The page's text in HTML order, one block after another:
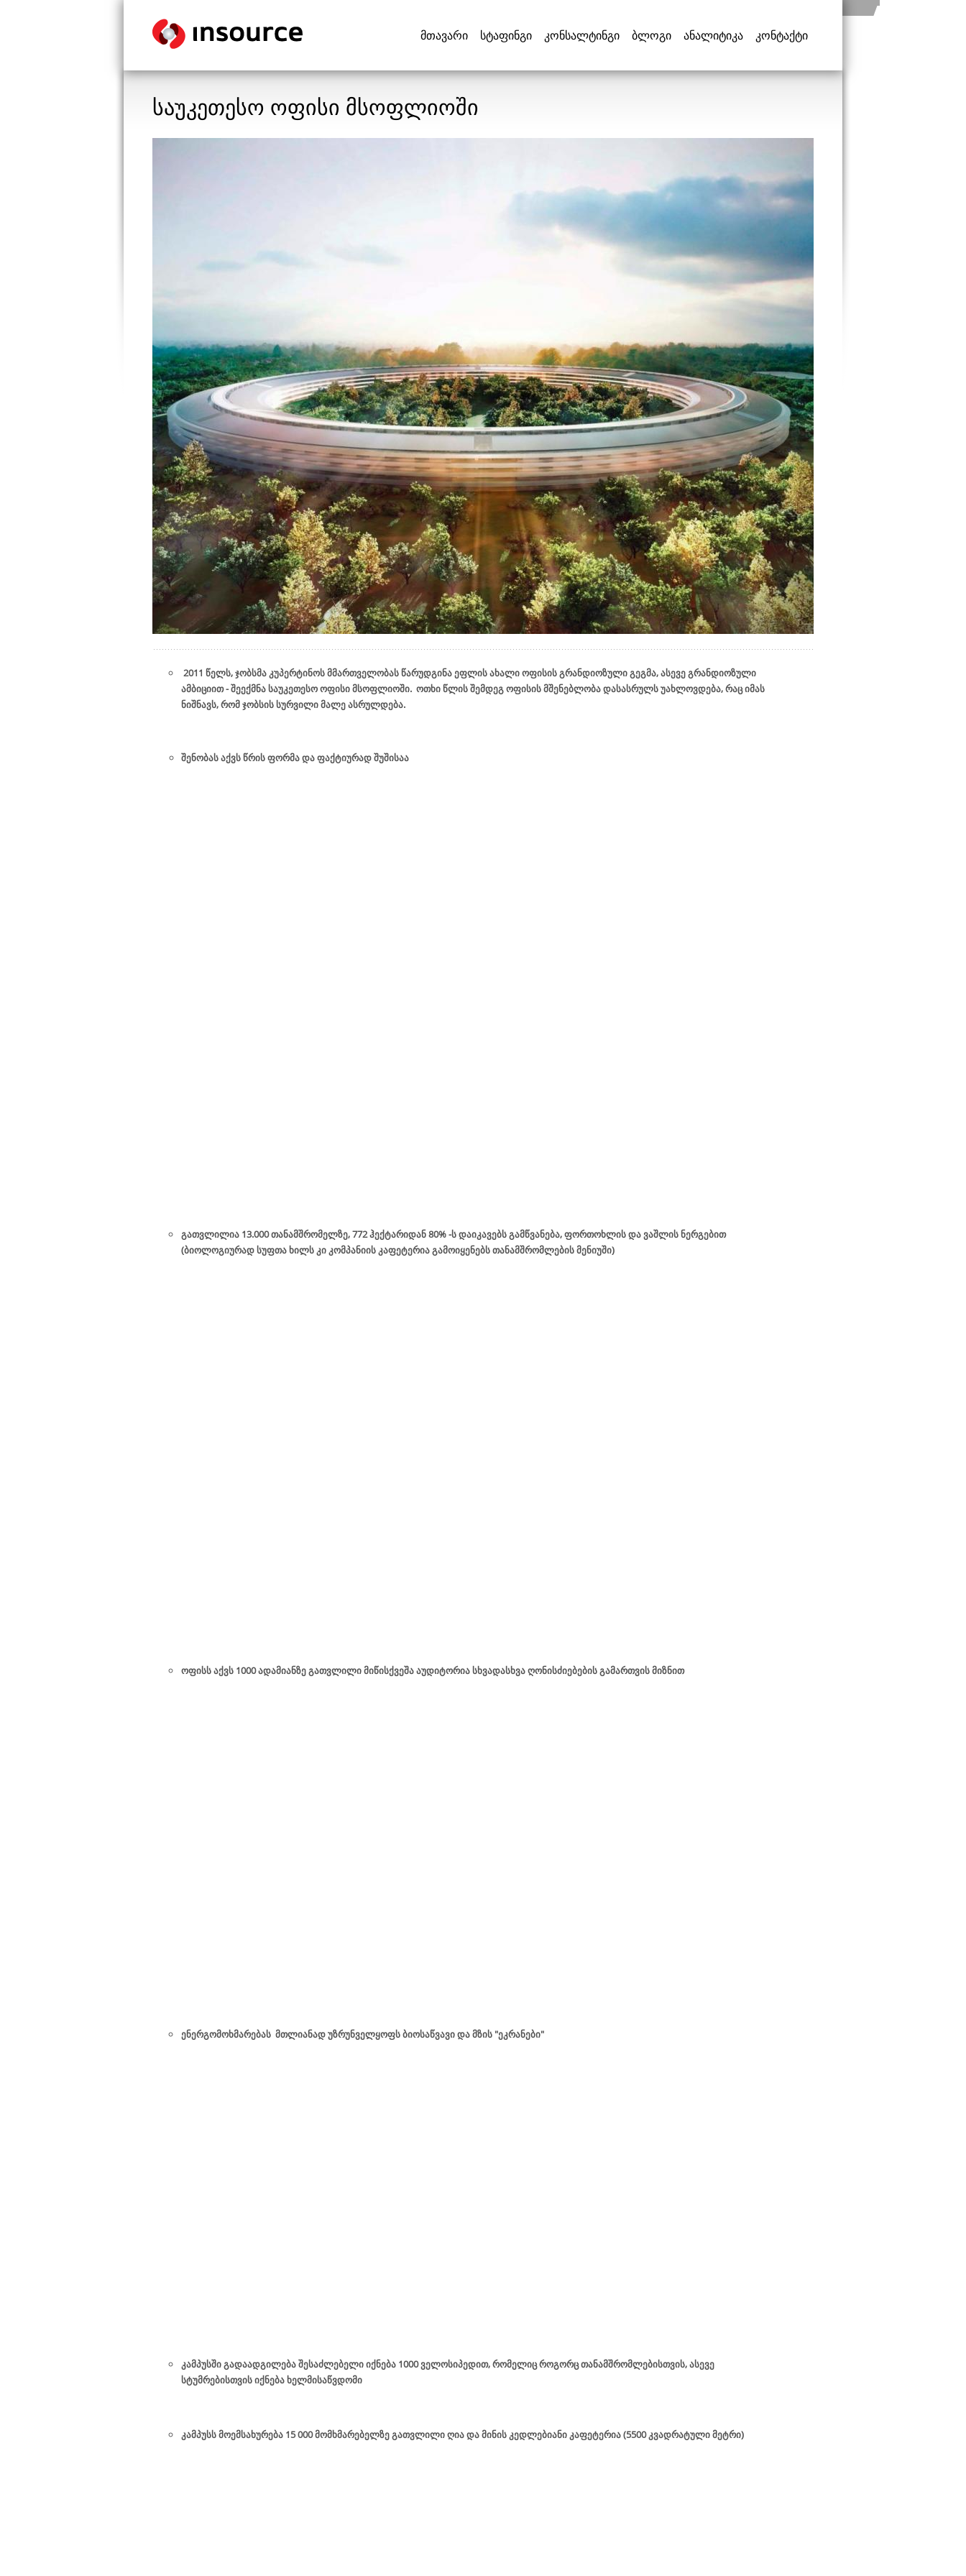
მთავარი სტაფინგი კონსალტინგი ბლოგი ანალიტიკა კონტაქტი
საუკეთესო ოფისი მსოფლიოში
2011 წელს, ჯობსმა კუპერტინოს მმართველობას წარუდგინა ეფლის ახალი ოფისის გრანდიოზული გეგმა, ასევე გრანდიოზული
ამბიციით - შეექმნა საუკეთესო ოფისი მსოფლიოში. ოთხი წლის შემდეგ ოფისის მშენებლობა დასასრულს უახლოვდება, რაც იმას
ნიშნავს, რომ ჯობსის სურვილი მალე ასრულდება.
შენობას აქვს წრის ფორმა და ფაქტიურად შუშისაა
გათვლილია 13.000 თანამშრომელზე, 772 ჰექტარიდან 80% -ს დაიკავებს გამწვანება, ფორთოხლის და ვაშლის ნერგებით
(ბიოლოგიურად სუფთა ხილს კი კომპანიის კაფეტერია გამოიყენებს თანამშრომლების მენიუში)
ოფისს აქვს 1000 ადამიანზე გათვლილი მიწისქვეშა აუდიტორია სხვადასხვა ღონისძიებების გამართვის მიზნით
ენერგომოხმარებას მთლიანად უზრუნველყოფს ბიოსაწვავი და მზის "ეკრანები"
კამპუსში გადაადგილება შესაძლებელი იქნება 1000 ველოსიპედით, რომელიც როგორც თანამშრომლებისთვის, ასევე
სტუმრებისთვის იქნება ხელმისაწვდომი
კამპუსს მოემსახურება 15 000 მომხმარებელზე გათვლილი ღია და მინის კედლებიანი კაფეტერია (5500 კვადრატული მეტრი)